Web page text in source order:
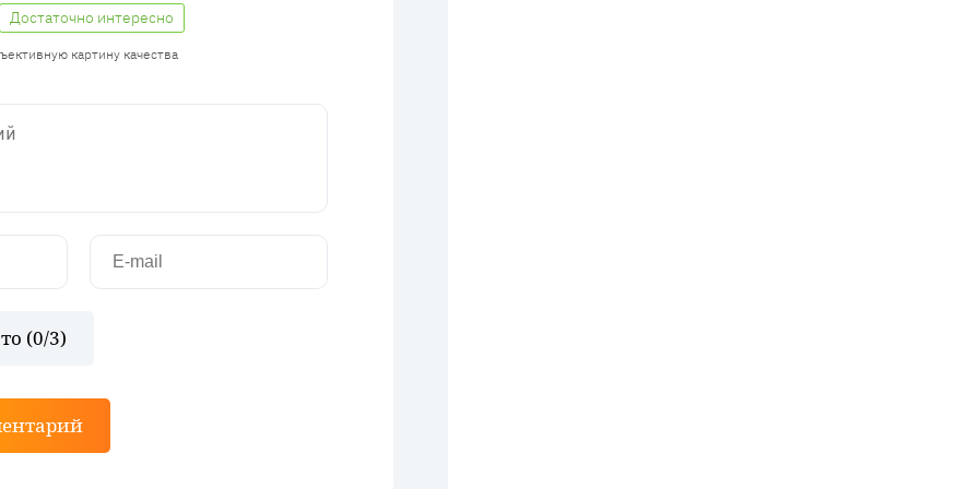
Достаточно интересно
картину качества
(0/3)